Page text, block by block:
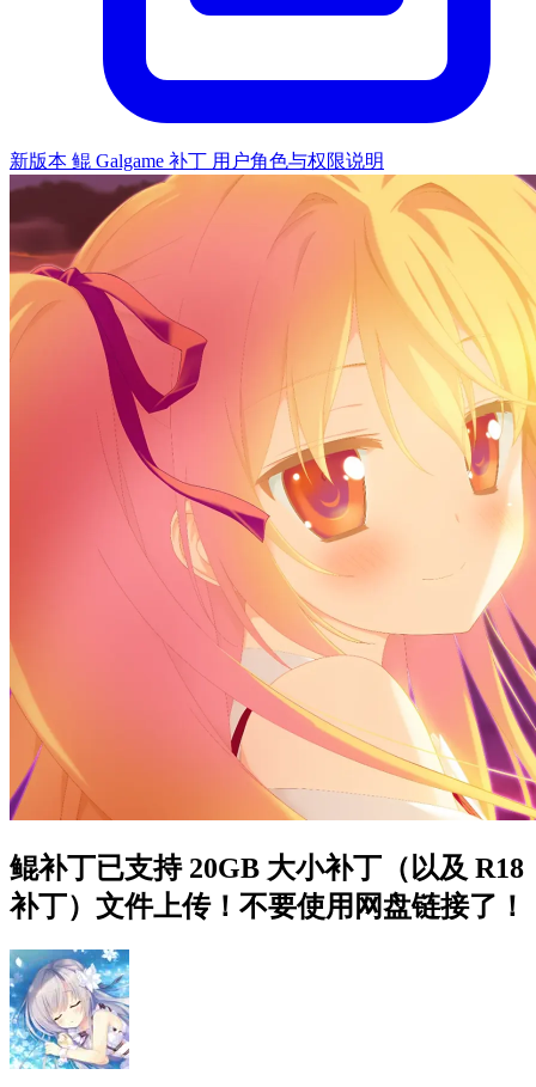
新版本 鲲 Galgame 补丁 用户角色与权限说明
鲲补丁已支持 20GB 大小补丁（以及 R18
补丁）文件上传！不要使用网盘链接了！